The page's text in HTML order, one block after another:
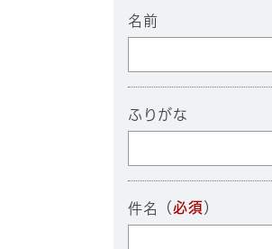
名前
ふりがな
件名 （必須 ）